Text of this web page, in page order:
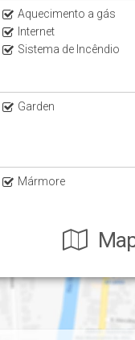
Aquecimento a gás
Internet
Sistema de Incêndio
Garden
Mármore